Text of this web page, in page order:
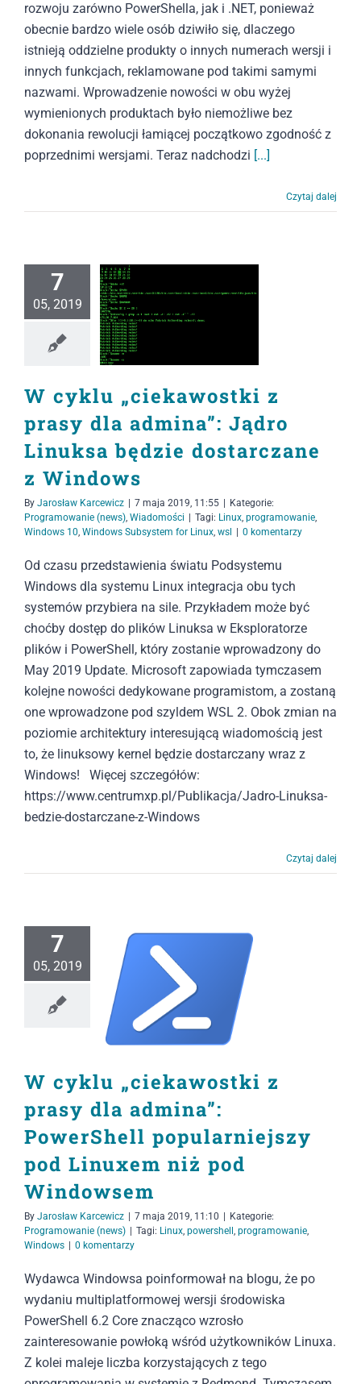
rozwoju zarówno PowerShella, jak i .NET, ponieważ
obecnie bardzo wiele osób dziwiło się, dlaczego
istnieją oddzielne produkty o innych numerach wersji i
innych funkcjach, reklamowane pod takimi samymi
nazwami. Wprowadzenie nowości w obu wyżej
wymienionych produktach było niemożliwe bez
dokonania rewolucji łamiącej początkowo zgodność z
poprzednimi wersjami. Teraz nadchodzi [...]
Czytaj dalej
7
05, 2019
W cyklu „ciekawostki z
prasy dla admina”: Jądro
Linuksa będzie dostarczane
z Windows
By Jarosław Karcewicz 7 maja 2019, 11:55
Kategorie:
Programowanie (news), Wiadomości Tagi: Linux, programowanie,
Windows 10, Windows Subsystem for Linux, wsl 0 komentarzy
Od czasu przedstawienia światu Podsystemu
Windows dla systemu Linux integracja obu tych
systemów przybiera na sile. Przykładem może być
choćby dostęp do plików Linuksa w Eksploratorze
plików i PowerShell, który zostanie wprowadzony do
May 2019 Update. Microsoft zapowiada tymczasem
kolejne nowości dedykowane programistom, a zostaną
one wprowadzone pod szyldem WSL 2. Obok zmian na
poziomie architektury interesującą wiadomością jest
to, że linuksowy kernel będzie dostarczany wraz z
Windows! Więcej szczegółów:
https://www.centrumxp.pl/Publikacja/Jadro-Linuksa-
bedzie-dostarczane-z-Windows
Czytaj dalej
7
05, 2019
W cyklu „ciekawostki z
prasy dla admina”:
PowerShell popularniejszy
pod Linuxem niż pod
Windowsem
By Jarosław Karcewicz | 7 maja 2019, 11:10 | Kategorie:
Programowanie (news) | Tagi: Linux, powershell, programowanie,
Windows | 0 komentarzy
Wydawca Windowsa poinformował na blogu, że po
wydaniu multiplatformowej wersji środowiska
PowerShell 6.2 Core znacząco wzrosło
zainteresowanie powłoką wśród użytkowników Linuxa.
Z kolei maleje liczba korzystających z tego